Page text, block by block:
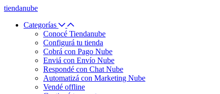
tiendanube
Categorías
Conocé Tiendanube
Configurá tu tienda
Cobrá con Pago Nube
Enviá con Envío Nube
Respondé con Chat Nube
Automatizá con Marketing Nube
Vendé offline